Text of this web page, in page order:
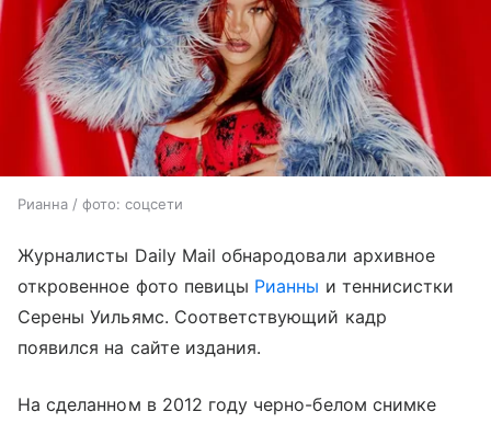
Рианна / фото: соцсети
Журналисты Daily Mail обнародовали архивное
откровенное фото певицы Рианны и теннисистки
Серены Уильямс. Соответствующий кадр
появился на сайте издания.
На сделанном в 2012 году черно-белом снимке